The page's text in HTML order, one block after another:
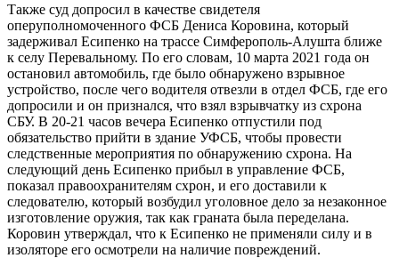
Также суд допросил в качестве свидетеля
оперуполномоченного ФСБ Дениса Коровина, который
задерживал Есипенко на трассе Симферополь-Алушта ближе
к селу Перевальному. По его словам, 10 марта 2021 года он
остановил автомобиль, где было обнаружено взрывное
устройство, после чего водителя отвезли в отдел ФСБ, где его
допросили и он признался, что взял взрывчатку из схрона
СБУ. В 20-21 часов вечера Есипенко отпустили под
обязательство прийти в здание УФСБ, чтобы провести
следственные мероприятия по обнаружению схрона. На
следующий день Есипенко прибыл в управление ФСБ,
показал правоохранителям схрон, и его доставили к
следователю, который возбудил уголовное дело за незаконное
изготовление оружия, так как граната была переделана.
Коровин утверждал, что к Есипенко не применяли силу и в
изоляторе его осмотрели на наличие повреждений.